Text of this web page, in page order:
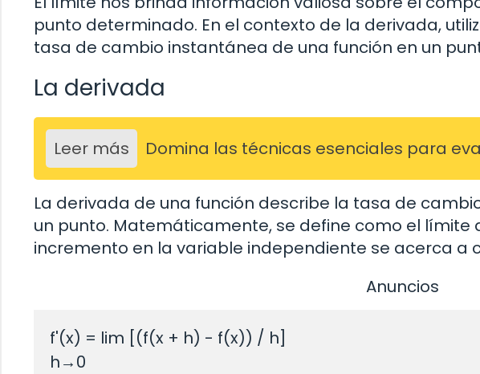
punto determinado. En el contexto de la derivada,
tasa de cambio instantánea de una función en un
La derivada
Leer más Domina las técnicas esenciales para
La derivada de una función describe la tasa de
un punto. Matemáticamente, se define como el límite
incremento en la variable independiente se acerca a
Anuncios
f'(x) = lim [(f(x + h) - f(x)) / h]